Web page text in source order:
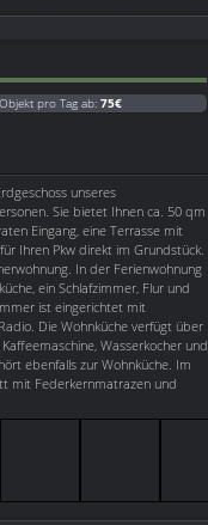
Objekt pro Tag ab: 75€
unseres
Sie bietet Ihnen ca. 50 qm
Eingang, eine Terrasse mit
Ihren Pkw direkt im Grundstück.
In der Ferienwohnung
ein Schlafzimmer, Flur und
ist eingerichtet mit
Die Wohnküche verfügt über
Wasserkocher und
ebenfalls zur Wohnküche. Im
mit Federkernmatrazen und